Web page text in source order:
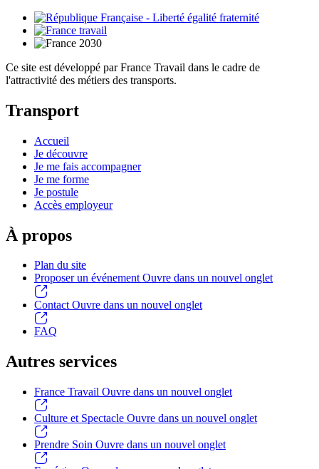
Ce site est développé par France Travail dans le cadre de
l'attractivité des métiers des transports.
Transport
Accueil
Je découvre
Je me fais accompagner
Je me forme
Je postule
Accès employeur
À propos
Plan du site
Proposer un événementOuvre dans un nouvel onglet
Contact Ouvre dans un nouvel onglet
FAQ
Autres services
France Travail Ouvre dans un nouvel onglet
Culture et Spectacle Ouvre dans un nouvel onglet
Prendre Soin Ouvre dans un nouvel onglet